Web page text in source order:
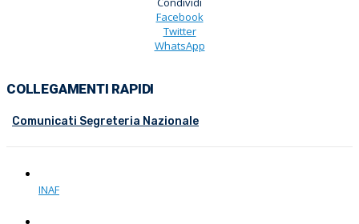
Facebook
Twitter
WhatsApp
COLLEGAMENTI RAPIDI
Comunicati Segreteria Nazionale
INAF